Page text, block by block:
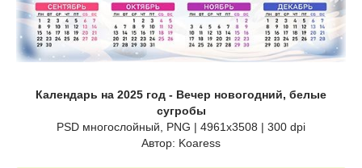
Календарь на 2025 год - Вечер новогодний, белые
сугробы
PSD многослойный, PNG | 4961x3508 | 300 dpi
Автор: Koaress